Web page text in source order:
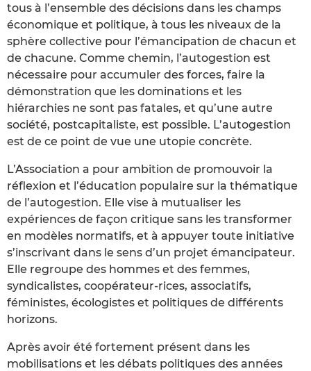
tous à l’ensemble des décisions dans les champs
économique et politique, à tous les niveaux de la
sphère collective pour l’émancipation de chacun et
de chacune. Comme chemin, l’autogestion est
nécessaire pour accumuler des forces, faire la
démonstration que les dominations et les
hiérarchies ne sont pas fatales, et qu’une autre
société, postcapitaliste, est possible. L’autogestion
est de ce point de vue une utopie concrète.
L’Association a pour ambition de promouvoir la
réflexion et l’éducation populaire sur la thématique
de l’autogestion. Elle vise à mutualiser les
expériences de façon critique sans les transformer
en modèles normatifs, et à appuyer toute initiative
s’inscrivant dans le sens d’un projet émancipateur.
Elle regroupe des hommes et des femmes,
syndicalistes, coopérateur-rices, associatifs,
féministes, écologistes et politiques de différents
horizons.
Après avoir été fortement présent dans les
mobilisations et les débats politiques des années